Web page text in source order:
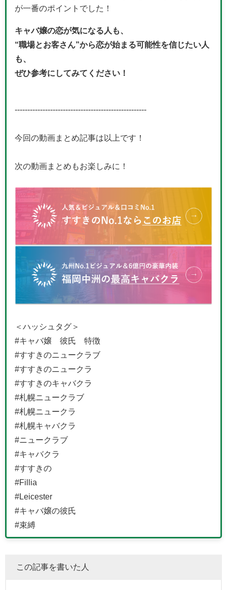
が一番のポイントでした！
キャバ嬢の恋が気になる人も、
“職場とお客さん”から恋が始まる可能性を信じたい人
も、
ぜひ参考にしてみてください！
----------------------------------------------------
今回の動画まとめ記事は以上です！
次の動画まとめもお楽しみに！
＜ハッシュタグ＞
#キャバ嬢 彼氏 特徴
#すすきのニュークラブ
#すすきのニュークラ
#すすきのキャバクラ
#札幌ニュークラブ
#札幌ニュークラ
#札幌キャバクラ
#ニュークラブ
#キャバクラ
#すすきの
#Fillia
#Leicester
#キャバ嬢の彼氏
#束縛
この記事を書いた人